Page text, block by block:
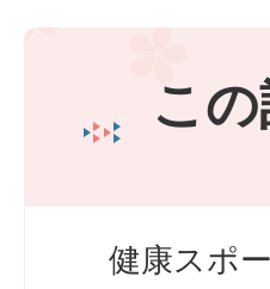
こ
健康スポ